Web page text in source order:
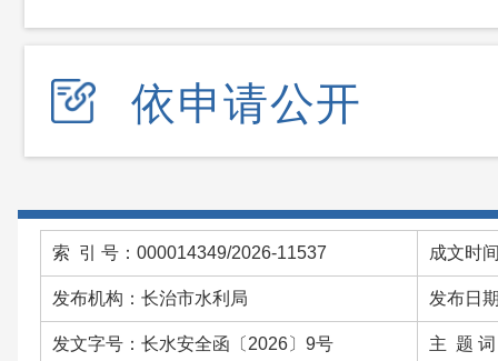
依申请公开
索 引 号：000014349/2026-11537 成文时
发布机构：长治市水利局 发布日
发文字号：长水安全函〔2026〕9号 主 题 词